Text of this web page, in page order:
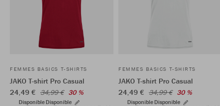
FEMMES BASICS T-SHIRTS
JAKO T-shirt Pro Casual
24,49 € 34,99 € 30 %
Disponible Disponible
FEMMES BASICS T-SHIRTS
JAKO T-shirt Pro Casual
24,49 € 34,99 € 30 %
Disponible Disponible